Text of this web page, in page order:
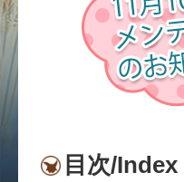
目次/Index